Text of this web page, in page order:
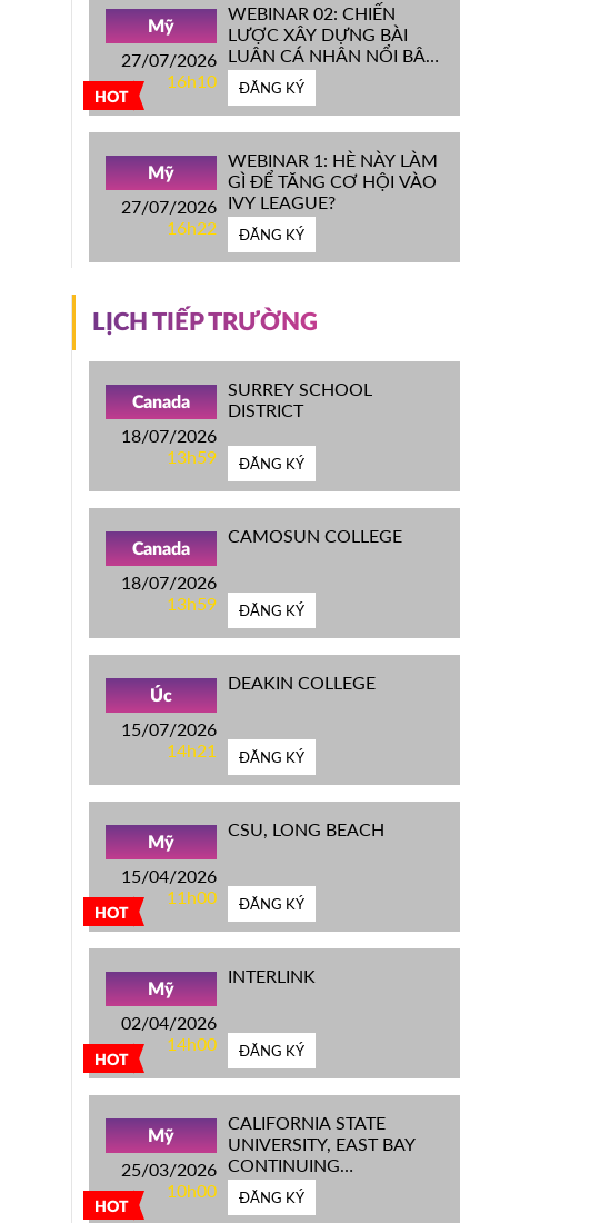
HOT
Mỹ
27/07/2026
16h10
WEBINAR 02: CHIẾN
LƯỢC XÂY DỰNG BÀI
LUẬN CÁ NHÂN NỔI BẬT
CHINH PHỤC ĐH TOP
ĐẦU MỸ
ĐĂNG KÝ
Mỹ
27/07/2026
16h22
WEBINAR 1: HÈ NÀY LÀM
GÌ ĐỂ TĂNG CƠ HỘI VÀO
IVY LEAGUE?
ĐĂNG KÝ
LỊCH TIẾP TRƯỜNG
Canada
18/07/2026
13h59
SURREY SCHOOL
DISTRICT
ĐĂNG KÝ
Canada
18/07/2026
13h59
CAMOSUN COLLEGE
ĐĂNG KÝ
Úc
15/07/2026
14h21
DEAKIN COLLEGE
ĐĂNG KÝ
HOT
Mỹ
15/04/2026
11h00
CSU, LONG BEACH
ĐĂNG KÝ
HOT
Mỹ
02/04/2026
14h00
INTERLINK
ĐĂNG KÝ
HOT
Mỹ
25/03/2026
10h00
CALIFORNIA STATE
UNIVERSITY, EAST BAY
CONTINUING
EDUCATION
ĐĂNG KÝ